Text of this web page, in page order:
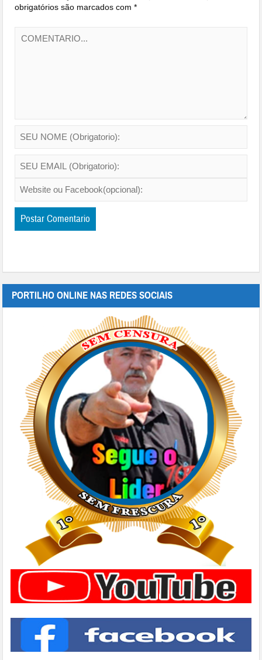
obrigatórios são marcados com*
PORTILHO ONLINE NAS REDES SOCIAIS